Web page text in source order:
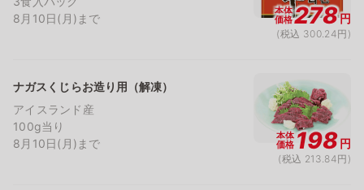
8月10日(月)まで
本体
価格278円
(税込 300.24円)
ナガスくじらお造り用（解凍）
アイスランド産
100g当り
8月10日(月)まで
本体
価格198円
(税込 213.84円)